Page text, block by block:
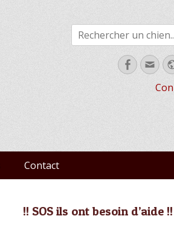
Rechercher
Contact
!! SOS ils ont besoin d’aide !!